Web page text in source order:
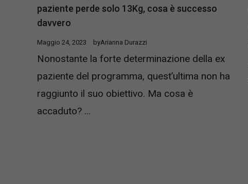
paziente perde solo 13Kg, cosa è successo
davvero
Maggio 24, 2023 byArianna Durazzi
Nonostante la forte determinazione della ex
paziente del programma, quest’ultima non ha
raggiunto il suo obiettivo. Ma cosa è
accaduto? ...